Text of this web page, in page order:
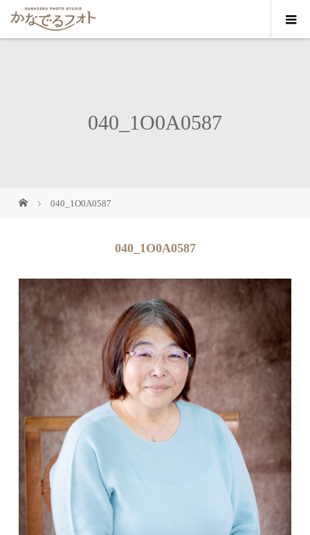
040_1O0A0587
040_1O0A0587
040_1O0A0587